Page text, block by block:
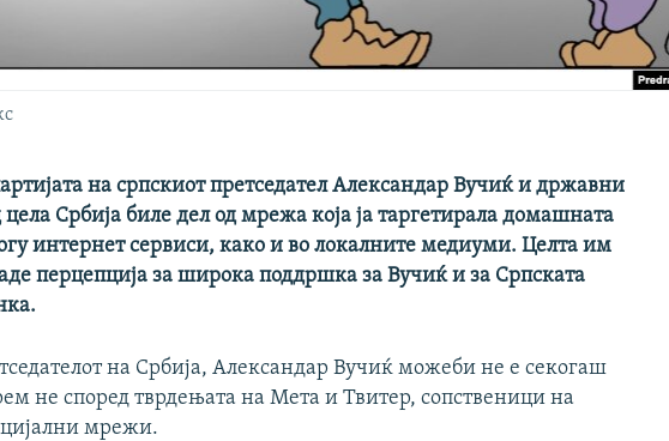
на српскиот претседател Александар Вучиќ и државни
Србија биле дел од мрежа која ја таргетирала домашната
интернет сервиси, како и во локалните медиуми. Целта им
перцепција за широка поддршка за Вучиќ и за Српската
на Србија, Александар Вучиќ можеби не е секогаш
не според тврдењата на Мета и Твитер, сопственици на
мрежи.